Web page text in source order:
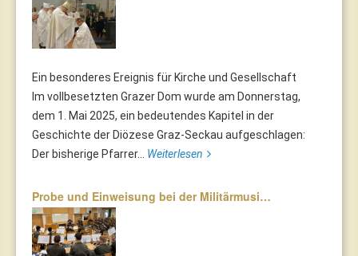
Ein besonderes Ereignis für Kirche und Gesellschaft
Im vollbesetzten Grazer Dom wurde am Donnerstag,
dem 1. Mai 2025, ein bedeutendes Kapitel in der
Geschichte der Diözese Graz-Seckau aufgeschlagen:
Der bisherige Pfarrer... Weiterlesen
Probe und Einweisung bei der Militärmusi…